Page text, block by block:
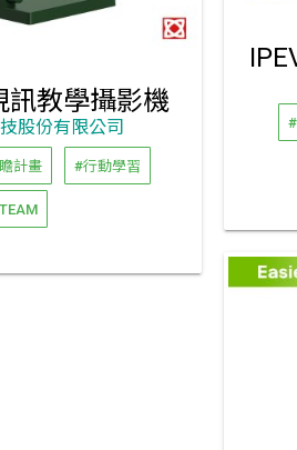
訊教學攝影機
股份有限公司
計畫 #行動學習